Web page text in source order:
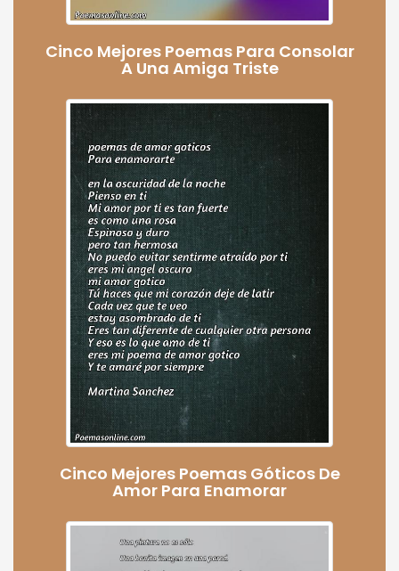
Cinco Mejores Poemas Para Consolar
A Una Amiga Triste
Cinco Mejores Poemas Góticos De
Amor Para Enamorar